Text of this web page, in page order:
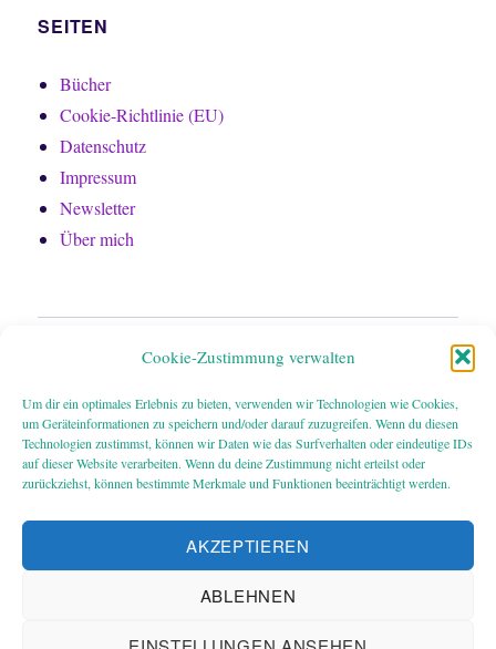
Cookie-Zustimmung verwalten
Um dir ein optimales Erlebnis zu bieten, verwenden wir Technologien wie Cookies,
um Geräteinformationen zu speichern und/oder darauf zuzugreifen. Wenn du diesen
Technologien zustimmst, können wir Daten wie das Surfverhalten oder eindeutige IDs
auf dieser Website verarbeiten. Wenn du deine Zustimmung nicht erteilst oder
zurückziehst, können bestimmte Merkmale und Funktionen beeinträchtigt werden.
AKZEPTIEREN
ABLEHNEN
SEITEN
Bücher
Cookie-Richtlinie (EU)
Datenschutz
Impressum
Newsletter
Über mich
Bücher
Über mich